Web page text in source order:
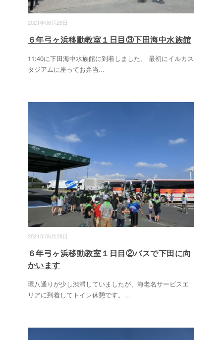
2021年06月28日
６年弓ヶ浜移動教室１日目③下田海中水族館
11:40に下田海中水族館に到着しました。 最初にイルカス
タジアムに座ってお弁当...
2021年06月28日
６年弓ヶ浜移動教室１日目②バスで下田に向
かいます
環八通りが少し渋滞していましたが、海老名サービスエ
リアに到着してトイレ休憩です。 ...